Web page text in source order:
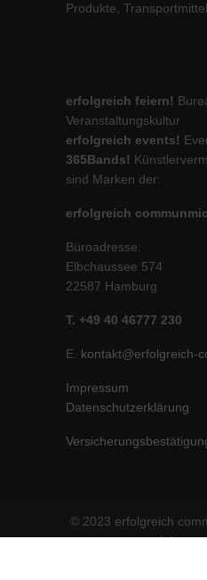
Produkte,
erfolgreich feiern!
Veranstaltungskultur
erfolgreich events!
365Bands!
sind Marken der:
erfolgreich
Büroadresse:
Elbchaussee 574
22587 Hamburg
T. +49 40 46777 230
E. kontakt@erfolgreich-
Impressum
Datenschutzerklärung
© 2023 erfolgreich
rights